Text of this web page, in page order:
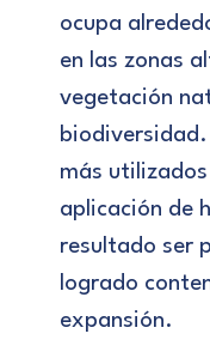
ocupa
en las zonas
vegetación
más
aplicación de
resultado ser
logrado
expansión.